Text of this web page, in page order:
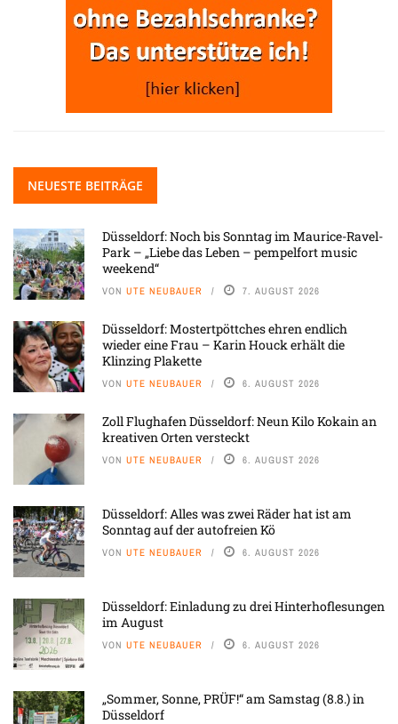
NEUESTE BEITRÄGE
Düsseldorf: Noch bis Sonntag im Maurice-Ravel-
Park – „Liebe das Leben – pempelfort music
weekend“
VON UTE NEUBAUER 7. AUGUST 2026
Düsseldorf: Mostertpöttches ehren endlich
wieder eine Frau – Karin Houck erhält die
Klinzing Plakette
VON UTE NEUBAUER 6. AUGUST 2026
Zoll Flughafen Düsseldorf: Neun Kilo Kokain an
kreativen Orten versteckt
VON UTE NEUBAUER 6. AUGUST 2026
Düsseldorf: Alles was zwei Räder hat ist am
Sonntag auf der autofreien Kö
VON UTE NEUBAUER 6. AUGUST 2026
Düsseldorf: Einladung zu drei Hinterhoflesungen
im August
VON UTE NEUBAUER 6. AUGUST 2026
„Sommer, Sonne, PRÜF!“ am Samstag (8.8.) in
Düsseldorf